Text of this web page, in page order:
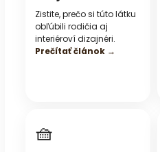
Zistite, prečo si túto látku
obľúbili rodičia aj
interiéroví dizajnéri.
Prečítať článok →
🧺